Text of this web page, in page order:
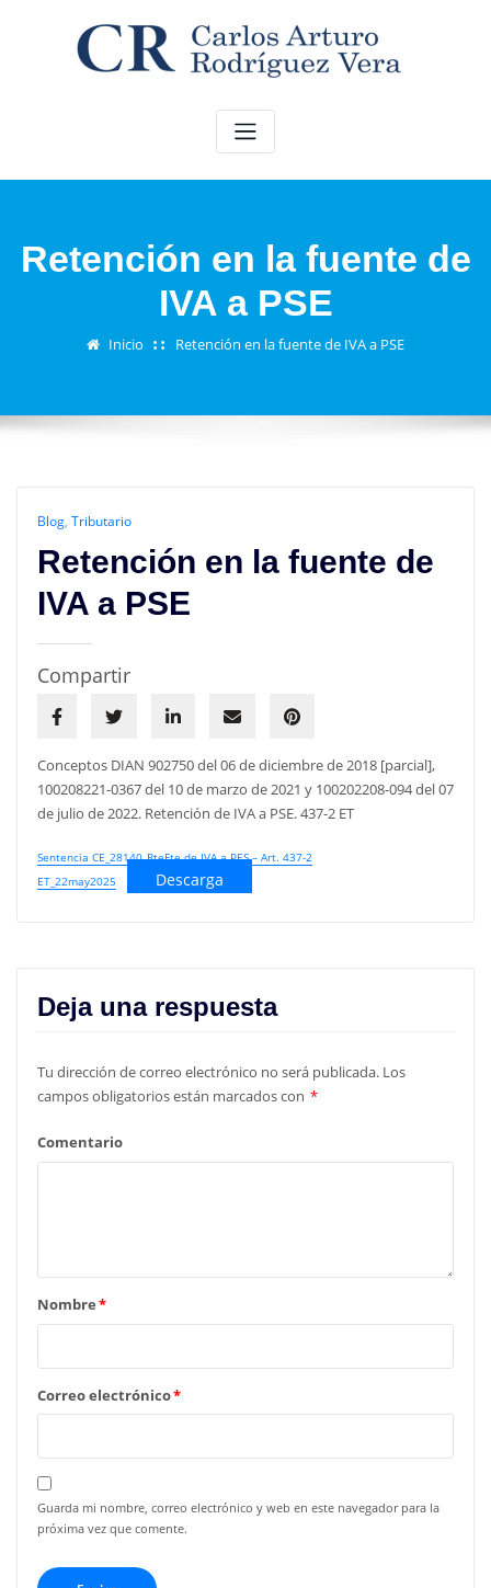
Retención en la fuente de
IVA a PSE
Inicio Retención en la fuente de IVA a PSE
Blog, Tributario
Retención en la fuente de
IVA a PSE
Compartir
Conceptos DIAN 902750 del 06 de diciembre de 2018 [parcial],
100208221-0367 del 10 de marzo de 2021 y 100202208-094 del 07
de julio de 2022. Retención de IVA a PSE. 437-2 ET
Sentencia CE_28140_RteFte de IVA a PES – Art. 437-2
ET_22may2025
Descarga
Deja una respuesta
Tu dirección de correo electrónico no será publicada. Los
campos obligatorios están marcados con *
Comentario
Nombre*
Correo electrónico*
Guarda mi nombre, correo electrónico y web en este navegador para la
próxima vez que comente.